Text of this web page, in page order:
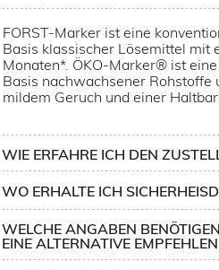
FORST-Marker ist eine
Basis klassischer Lösemittel mit
Monaten*. ÖKO-Marker® ist
Basis nachwachsener Rohstoffe
mildem Geruch und einer
WIE ERFAHRE ICH DEN
WO ERHALTE ICH
WELCHE ANGABEN
EINE ALTERNATIVE